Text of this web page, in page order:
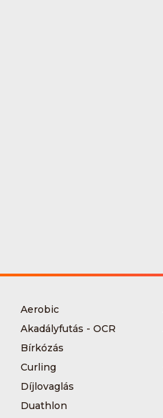
Aerobic
Akadályfutás - OCR
Bírkózás
Curling
Díjlovaglás
Duathlon